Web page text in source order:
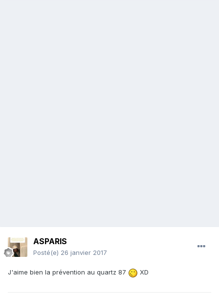
ASPARIS
Posté(e) 26 janvier 2017
J'aime bien la prévention au quartz 87 XD